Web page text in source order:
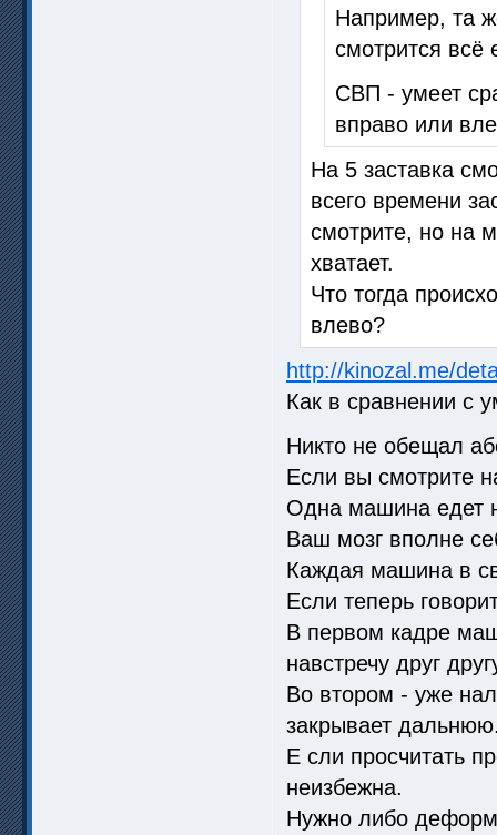
Например, та
смотрится всё
СВП - умеет
вправо или
На 5 заставка
всего времени
смотрите, но на
хватает.
Что тогда
влево?
http://kinozal.me/
Как в сравнении с
Никто не обещал
Если вы смотрите
Одна машина едет
Ваш мозг вполне
Каждая машина в
Если теперь
В первом кадре
навстречу друг
Во втором - уже
закрывает
Е сли просчитать
неизбежна.
Нужно либо